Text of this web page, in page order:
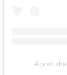
A post